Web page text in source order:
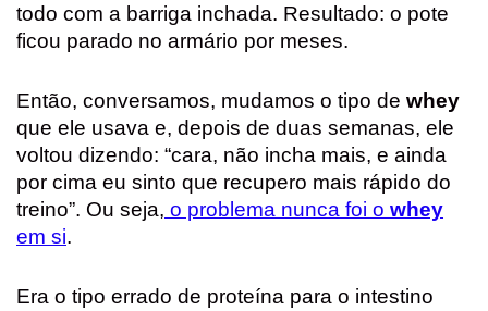
todo com a barriga inchada. Resultado: o pote
ficou parado no armário por meses.
Então, conversamos, mudamos o tipo de whey
que ele usava e, depois de duas semanas, ele
voltou dizendo: “cara, não incha mais, e ainda
por cima eu sinto que recupero mais rápido do
treino”. Ou seja, o problema nunca foi o whey
em si.
Era o tipo errado de proteína para o intestino